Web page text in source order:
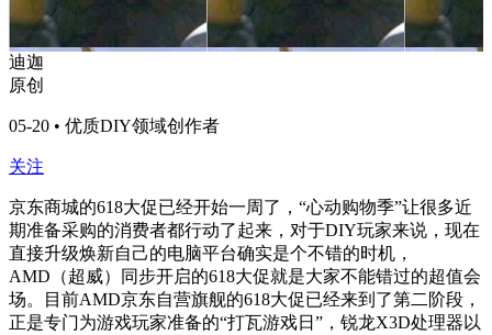
迪迦
原创
05-20 • 优质DIY领域创作者
关注
京东商城的618大促已经开始一周了，“心动购物季”让很多近
期准备采购的消费者都行动了起来，对于DIY玩家来说，现在
直接升级焕新自己的电脑平台确实是个不错的时机，
AMD（超威）同步开启的618大促就是大家不能错过的超值会
场。目前AMD京东自营旗舰的618大促已经来到了第二阶段，
正是专门为游戏玩家准备的“打瓦游戏日”，锐龙X3D处理器以